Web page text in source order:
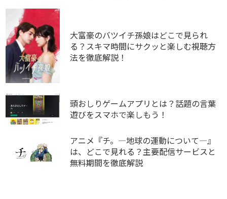
大富豪のバツイチ孫娘はどこで見られ
る？スキマ時間にサクッと楽しむ視聴方
法を徹底解説！
頭おしりゲームアプリとは？話題の言葉
遊びをスマホで楽しもう！
アニメ『チ。―地球の運動について―』
は、どこで見れる？主要配信サービスと
無料期間を徹底解説